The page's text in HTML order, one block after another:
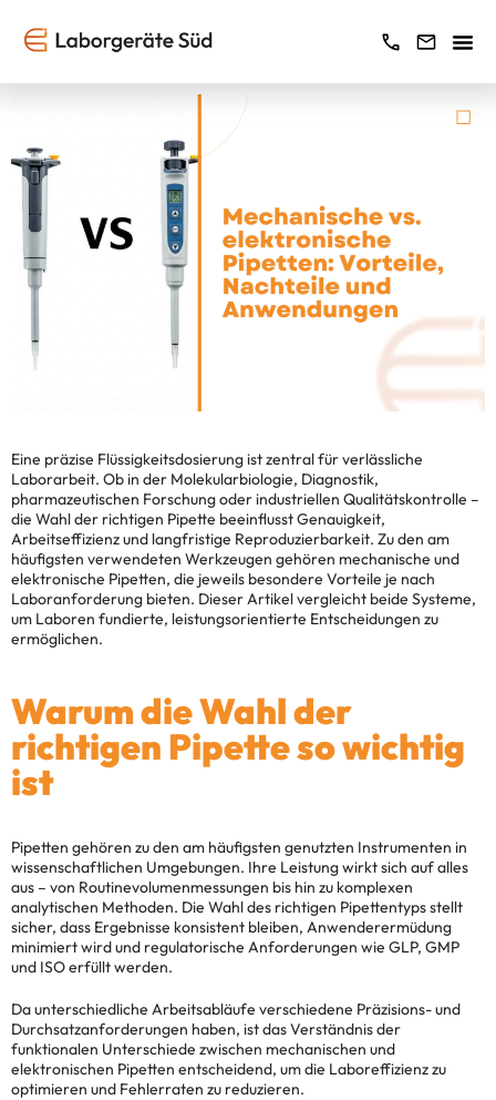
Eine präzise Flüssigkeitsdosierung ist zentral für verlässliche
Laborarbeit. Ob in der Molekularbiologie, Diagnostik,
pharmazeutischen Forschung oder industriellen Qualitätskontrolle –
die Wahl der richtigen Pipette beeinflusst Genauigkeit,
Arbeitseffizienz und langfristige Reproduzierbarkeit. Zu den am
häufigsten verwendeten Werkzeugen gehören mechanische und
elektronische Pipetten, die jeweils besondere Vorteile je nach
Laboranforderung bieten. Dieser Artikel vergleicht beide Systeme,
um Laboren fundierte, leistungsorientierte Entscheidungen zu
ermöglichen.
Warum die Wahl der
richtigen Pipette so wichtig
ist
Pipetten gehören zu den am häufigsten genutzten Instrumenten in
wissenschaftlichen Umgebungen. Ihre Leistung wirkt sich auf alles
aus – von Routinevolumenmessungen bis hin zu komplexen
analytischen Methoden. Die Wahl des richtigen Pipettentyps stellt
sicher, dass Ergebnisse konsistent bleiben, Anwenderermüdung
minimiert wird und regulatorische Anforderungen wie GLP, GMP
und ISO erfüllt werden.
Da unterschiedliche Arbeitsabläufe verschiedene Präzisions- und
Durchsatzanforderungen haben, ist das Verständnis der
funktionalen Unterschiede zwischen mechanischen und
elektronischen Pipetten entscheidend, um die Laboreffizienz zu
optimieren und Fehlerraten zu reduzieren.